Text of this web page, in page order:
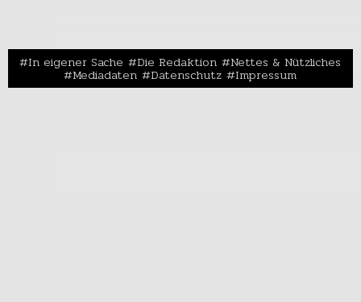
In eigener Sache Die Redaktion Nettes & Nützliches
Mediadaten Datenschutz Impressum